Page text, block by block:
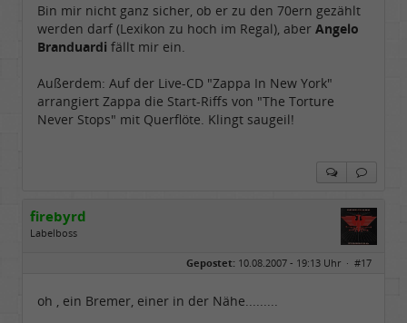
Bin mir nicht ganz sicher, ob er zu den 70ern gezählt
werden darf (Lexikon zu hoch im Regal), aber Angelo
Branduardi fällt mir ein.
Außerdem: Auf der Live-CD "Zappa In New York"
arrangiert Zappa die Start-Riffs von "The Torture
Never Stops" mit Querflöte. Klingt saugeil!
firebyrd
Labelboss
Hausgeburt (Ausgeburt?)
Gepostet: 10.08.2007 - 19:13 Uhr · #17
oh , ein Bremer, einer in der Nähe.........